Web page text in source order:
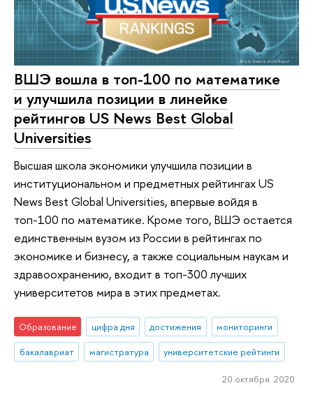
ВШЭ вошла в топ-100 по математике
и улучшила позиции в линейке
рейтингов US News Best Global
Universities
Высшая школа экономики улучшила позиции в
институциональном и предметных рейтингах US
News Best Global Universities, впервые войдя в
топ-100 по математике. Кроме того, ВШЭ остается
единственным вузом из России в рейтингах по
экономике и бизнесу, а также социальным наукам и
здравоохранению, входит в топ-300 лучших
университетов мира в этих предметах.
Образование цифра дня достижения
мониторинги
бакалавриат
магистратура университетские рейтинги
20 октября 2020